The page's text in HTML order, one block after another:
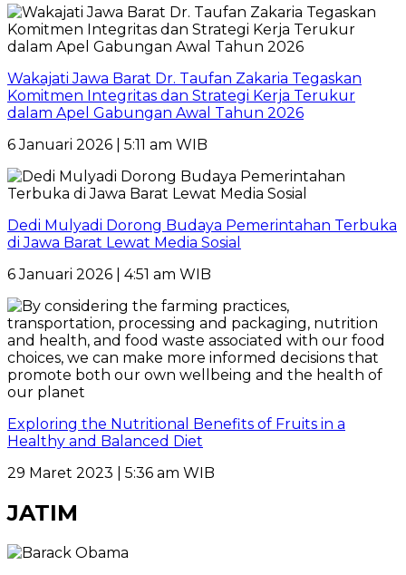
Wakajati Jawa Barat Dr. Taufan Zakaria Tegaskan
Komitmen Integritas dan Strategi Kerja Terukur
dalam Apel Gabungan Awal Tahun 2026
6 Januari 2026 | 5:11 am WIB
Dedi Mulyadi Dorong Budaya Pemerintahan Terbuka
di Jawa Barat Lewat Media Sosial
6 Januari 2026 | 4:51 am WIB
Exploring the Nutritional Benefits of Fruits in a
Healthy and Balanced Diet
29 Maret 2023 | 5:36 am WIB
JATIM